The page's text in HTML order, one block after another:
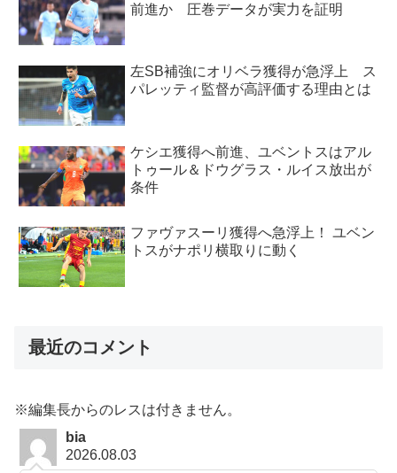
前進か 圧巻データが実力を証明
左SB補強にオリベラ獲得が急浮上 ス
パレッティ監督が高評価する理由とは
ケシエ獲得へ前進、ユベントスはアル
トゥール＆ドウグラス・ルイス放出が
条件
ファヴァスーリ獲得へ急浮上！ ユベン
トスがナポリ横取りに動く
最近のコメント
※編集長からのレスは付きません。
bia
2026.08.03